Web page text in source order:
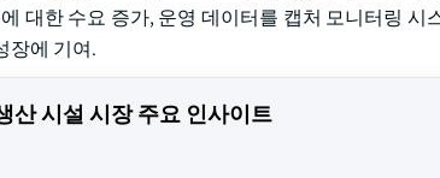
대한 수요 증가, 운영 데이터를 캡처 모니터링
장에 기여.
산 시설 시장 주요 인사이트